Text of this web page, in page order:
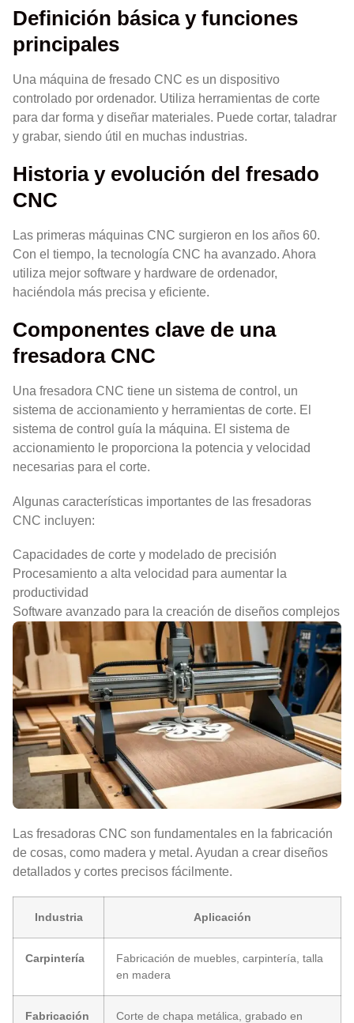
Definición básica y funciones
principales
Una máquina de fresado CNC es un dispositivo
controlado por ordenador. Utiliza herramientas de corte
para dar forma y diseñar materiales. Puede cortar, taladrar
y grabar, siendo útil en muchas industrias.
Historia y evolución del fresado
CNC
Las primeras máquinas CNC surgieron en los años 60.
Con el tiempo, la tecnología CNC ha avanzado. Ahora
utiliza mejor software y hardware de ordenador,
haciéndola más precisa y eficiente.
Componentes clave de una
fresadora CNC
Una fresadora CNC tiene un sistema de control, un
sistema de accionamiento y herramientas de corte. El
sistema de control guía la máquina. El sistema de
accionamiento le proporciona la potencia y velocidad
necesarias para el corte.
Algunas características importantes de las fresadoras
CNC incluyen:
Capacidades de corte y modelado de precisión
Procesamiento a alta velocidad para aumentar la
productividad
Software avanzado para la creación de diseños complejos
Las fresadoras CNC son fundamentales en la fabricación
de cosas, como madera y metal. Ayudan a crear diseños
detallados y cortes precisos fácilmente.
Industria Aplicación
Carpintería
Fabricación de muebles, carpintería, talla
en madera
Fabricación
Corte de chapa metálica, grabado en